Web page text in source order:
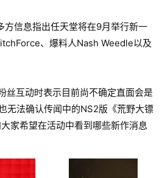
方信息指出任天堂将在9月举行新一
、爆料人Nash Weedle以及
丝互动时表示目前尚不确定直面会是
无法确认传闻中的NS2版《荒野大镖
家希望在活动中看到哪些新作消息